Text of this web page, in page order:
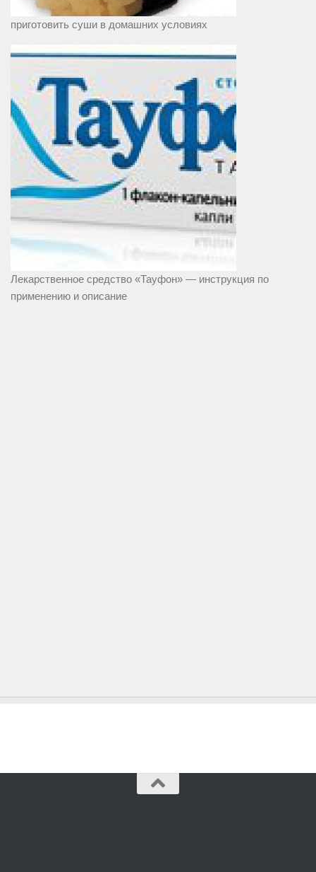
приготовить суши в домашних условиях
Лекарственное средство «Тауфон» — инструкция по
применению и описание